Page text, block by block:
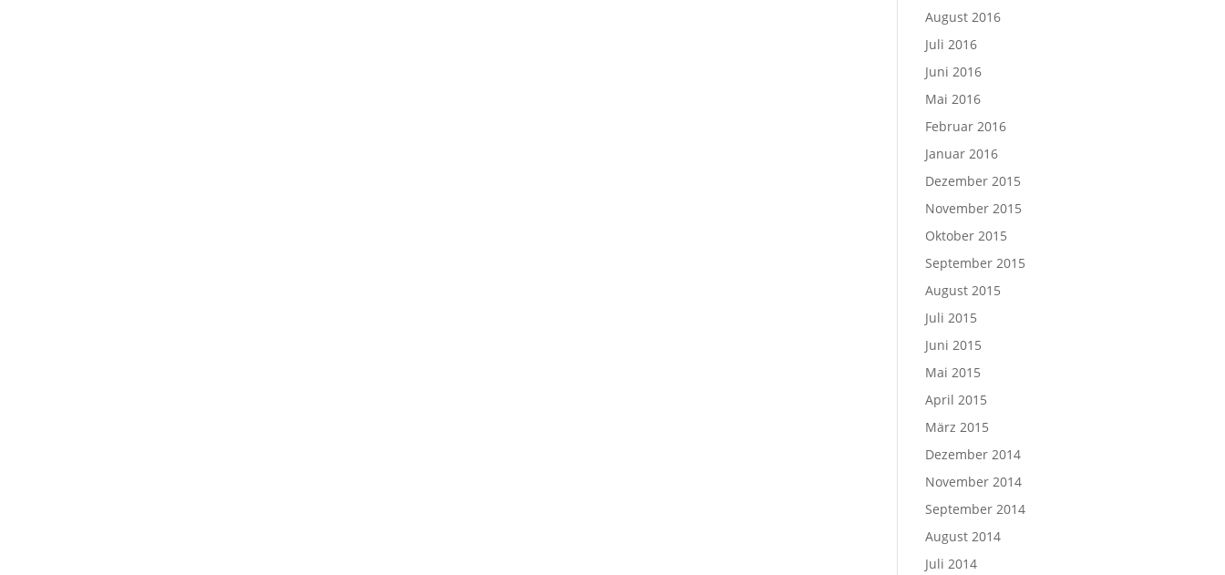
August 2016
Juli 2016
Juni 2016
Mai 2016
Februar 2016
Januar 2016
Dezember 2015
November 2015
Oktober 2015
September 2015
August 2015
Juli 2015
Juni 2015
Mai 2015
April 2015
März 2015
Dezember 2014
November 2014
September 2014
August 2014
Juli 2014